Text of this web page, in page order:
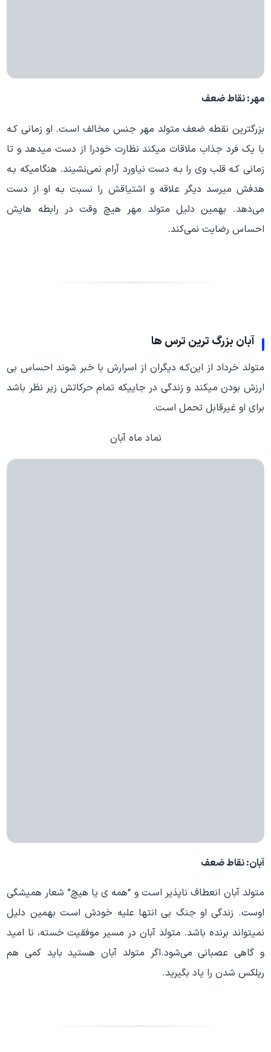
مهر: نقاط ضعف
بزرگترین نقطه ضعف متولد مهر جنس مخالف اسـت. او زمانی کـه
با یک فرد جذاب ملاقات میکند نظارت خودرا از دست میدهد و تا
زمانی کـه قلب وی را بـه دست نیاورد آرام نمی‌نشیند. هنگامیکه بـه
هدفش میرسد دیگر علاقه و اشتیاقش را نسبت بـه او از دست
می‌دهد. بهمین دلیل متولد مهر هیچ وقت در رابطه هایش
احساس رضایت نمی‌کند.
آبان بزرگ ترین ترس ها
متولد خرداد از این‌کـه دیگران از اسرارش با خبر شوند احساس بی
ارزش بودن میکند و زندگی در جاییکه تمام حرکاتش زیر نظر باشد
برای او غیرقابل تحمل اسـت.
نماد ماه آبان
آبان: نقاط ضعف
متولد آبان انعطاف ناپذیر اسـت و “همه ی یا هیچ” شعار همیشگی
اوست. زندگی او جنگ بی انتها علیه خودش اسـت بهمین دلیل
نمیتواند برنده باشد. متولد آبان در مسیر موفقیت خسته، نا امید
و گاهی عصبانی می‌شود.اگر متولد آبان هستید باید کمی هم
ریلکس شدن را یاد بگیرید.